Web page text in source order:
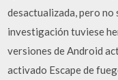
desactualizada, pero
investigación tuviese
versiones de Android
activado Escape de